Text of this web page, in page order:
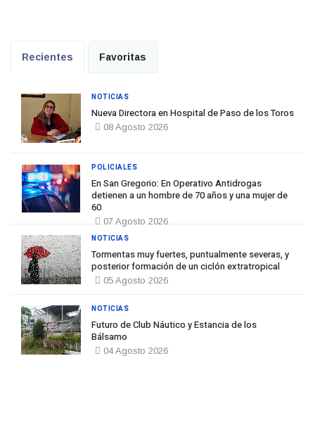
Recientes Favoritas
Nueva Directora en Hospital de Paso de los Toros
08 Agosto 2026
NOTICIAS
En San Gregorio: En Operativo Antidrogas
detienen a un hombre de 70 años y una mujer de
60
07 Agosto 2026
POLICIALES
Tormentas muy fuertes, puntualmente severas, y
posterior formación de un ciclón extratropical
05 Agosto 2026
NOTICIAS
Futuro de Club Náutico y Estancia de los
Bálsamo
04 Agosto 2026
NOTICIAS